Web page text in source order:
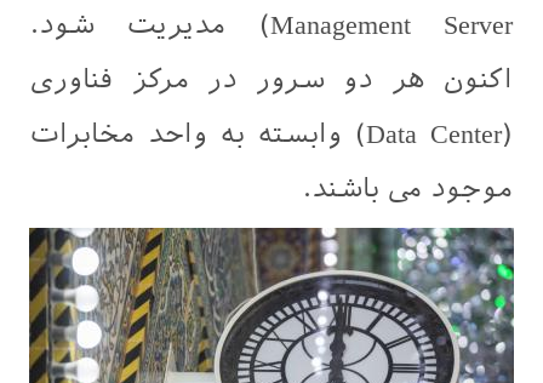
Management Server) مدیریت شود.
اکنون هر دو سرور در مرکز فناوری
(Data Center) وابسته به واحد مخابرات
موجود می باشند.